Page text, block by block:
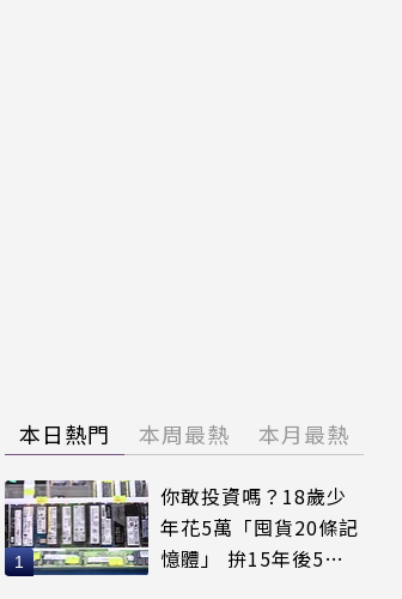
本日熱門 本周最熱 本月最熱
你敢投資嗎？18歲少
年花5萬「囤貨20條記
憶體」 拚15年後5倍